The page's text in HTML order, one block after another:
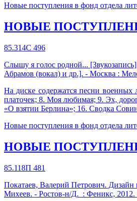
Новые поступления в фонд отдела
НОВЫЕ
85.314С 496
Слышу я голос родной...
Абрамов (вокал) и др.]. - Москва :
На диске содержатся песни
платочек; 8. Моя любимая; 9. Эх,
«О взятии Берлина»; 16. Сводка
Новые поступления в фонд отдела
НОВЫЕ ПОСТУПЛЕНИЯ
85.118П 481
Покатаев, Валерий Петрович. Дизайн
Михеев. - Ростов-н/Д. : Феникс, 2012.